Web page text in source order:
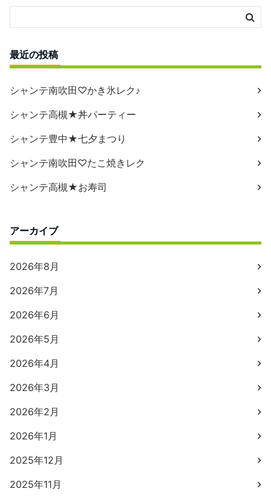
最近の投稿
シャンテ南吹田♡かき氷レク♪
シャンテ高槻★丼パーティー
シャンテ豊中★七夕まつり
シャンテ南吹田♡たこ焼きレク
シャンテ高槻★お寿司
アーカイブ
2026年8月
2026年7月
2026年6月
2026年5月
2026年4月
2026年3月
2026年2月
2026年1月
2025年12月
2025年11月